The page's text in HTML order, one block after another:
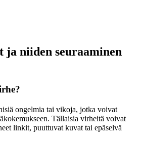
ja niiden seuraaminen
ongelmia tai vikoja, jotka voivat
Tällaisia virheitä voivat
linkit, puuttuvat kuvat tai epäselvä